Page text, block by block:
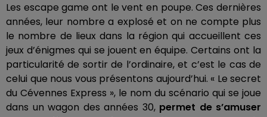
Les escapegame ont le vent en poupe. Ces dernières
années, leur nombre a explosé et on ne compte plus
le nombre de lieux dans la région qui accueillent ces
jeux d’énigmes qui se jouent en équipe. Certains ont la
particularité de sortir de l’ordinaire, et c’est le cas de
celui que nous vous présentons aujourd’hui. « Le secret
du Cévennes Express », le nom du scénario qui se joue
dans un wagon des années 30, permet de s’amuser